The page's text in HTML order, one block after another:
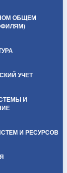
ОБЩЕМ
УЧЕТ
И
И РЕСУРСОВ